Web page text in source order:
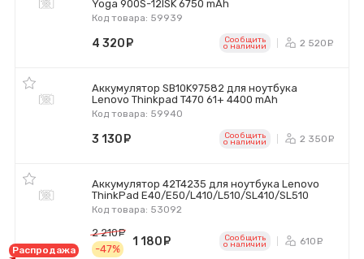
Yoga 900S-12ISK 6750 mAh
Код товара: 59939
4 320 Сообщить
o наличии 2 520
Аккумулятор SB10K97582 для ноутбука
Lenovo Thinkpad T470 61+ 4400 mAh
Код товара: 59940
3 130 Сообщить
o наличии 2 350
Аккумулятор 42T4235 для ноутбука Lenovo
ThinkPad E40/E50/L410/L510/SL410/SL510
Код товара: 53092
Распродажа
2 210
-47%
1 180 руб.Сообщить
o наличии 610